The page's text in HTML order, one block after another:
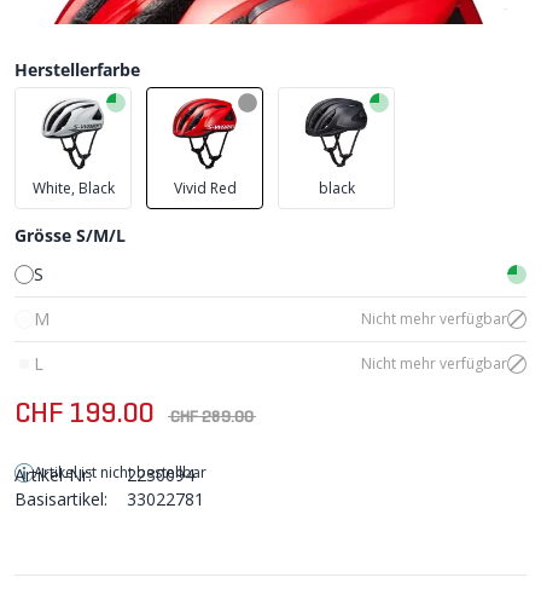
Herstellerfarbe
White, Black Vivid Red black
Grösse S/M/L
S
M
Nicht mehr verfügbar
L Nicht mehr verfügbar
CHF 199.00 CHF 289.00
Artikel ist nicht bestellbar
Artikel-Nr:
2230094
Basisartikel:
33022781